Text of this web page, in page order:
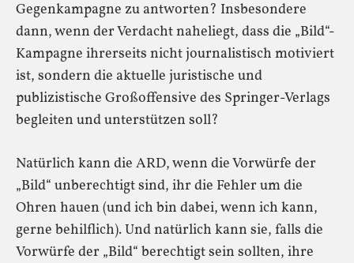
Gegenkampagne zu antworten? Insbesondere
dann, wenn der Verdacht naheliegt, dass die „Bild“-
Kampagne ihrerseits nicht journalistisch motiviert
ist, sondern die aktuelle juristische und
publizistische Großoffensive des Springer-Verlags
begleiten und unterstützen soll?
Natürlich kann die ARD, wenn die Vorwürfe der
„Bild“ unberechtigt sind, ihr die Fehler um die
Ohren hauen (und ich bin dabei, wenn ich kann,
gerne behilflich). Und natürlich kann sie, falls die
Vorwürfe der „Bild“ berechtigt sein sollten, ihre